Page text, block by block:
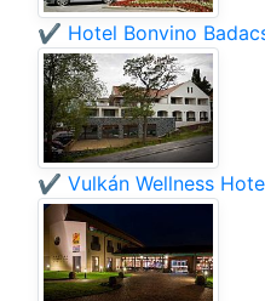
✔️ Hotel Bonvino
✔️ Vulkán Wellness